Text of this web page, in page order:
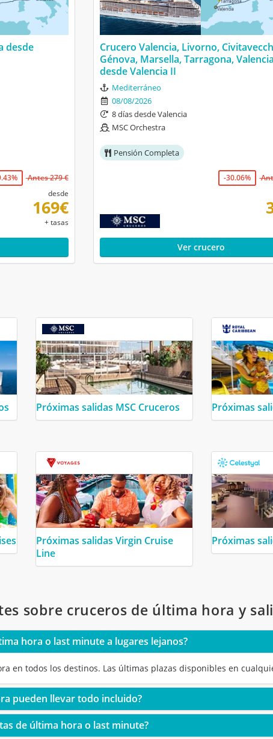
desde
Antes 279 €
desde
169€
+ tasas
Crucero Valencia, Livorno,
Génova, Marsella, Tarragona, Valencia
desde Valencia II
Mediterráneo
08/08/2026
8 días desde Valencia
MSC Orchestra
Pensión Completa
-30.06%
Ver crucero
Próximas salidas MSC Cruceros Próximas
Próximas salidas Virgin Cruise
Line
Próximas
sobre cruceros de última hora y
hora o last minute a lugares lejanos?
en todos los destinos. Las últimas plazas disponibles en
pueden llevar todo incluido?
de última hora o last minute?